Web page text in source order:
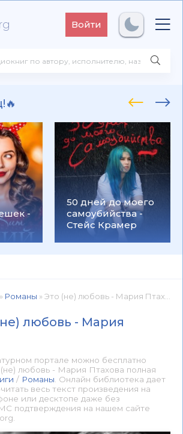
Войти
-
50 дней до моего
самоубийства -
Стейс Крамер
» Романы » Это (не) любовь - Мария Птахова 📕 - Книга онлайн бесплатно
любовь - Мария
портале можно бесплатно
(не) любовь - Мария Птахова полная
/ Романы . Онлайн библиотека дает
весь текст произведения на
или десктопе даже без
подтверждения на нашем сайте